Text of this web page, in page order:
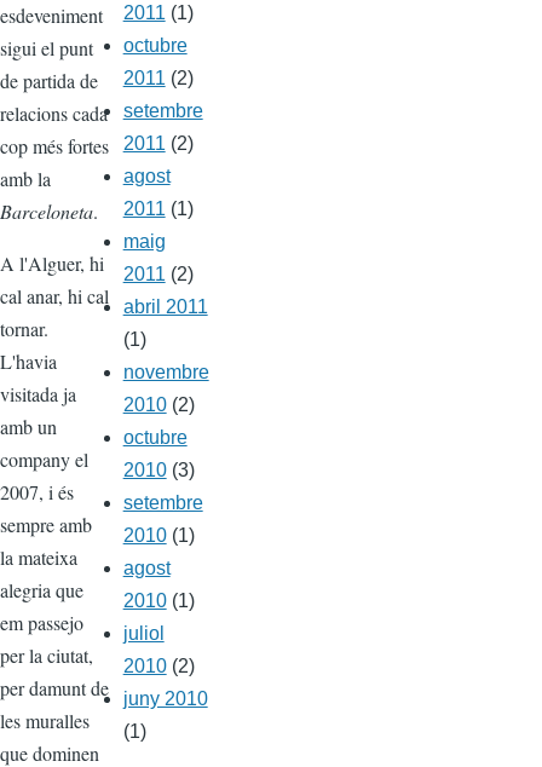
esdeveniment
sigui el punt
de partida de
relacions cada
cop més fortes
amb la
Barceloneta.
A l'Alguer, hi
cal anar, hi cal
tornar.
L'havia
visitada ja
amb un
company el
2007, i és
sempre amb
la mateixa
alegria que
em passejo
per la ciutat,
per damunt de
les muralles
que dominen
2011(1)
octubre
2011(2)
setembre
2011(2)
agost
2011(1)
maig
2011(2)
abril 2011
(1)
novembre
2010(2)
octubre
2010(3)
setembre
2010(1)
agost
2010(1)
juliol
2010(2)
juny 2010
(1)